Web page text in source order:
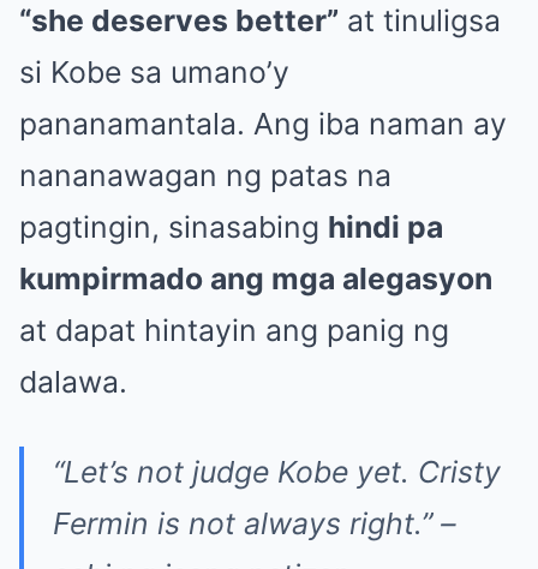
“she deserves better” at tinuligsa
si Kobe sa umano’y
pananamantala. Ang iba naman ay
nananawagan ng patas na
pagtingin, sinasabing hindi pa
kumpirmado ang mga alegasyon
at dapat hintayin ang panig ng
dalawa.
“Let’s not judge Kobe yet. Cristy
Fermin is not always right.” –